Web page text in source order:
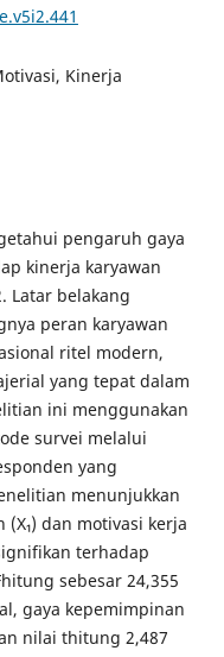
Kinerja
pengaruh gaya
kinerja karyawan
Latar belakang
peran karyawan
ritel modern,
yang tepat dalam
ini menggunakan
survei melalui
yang
menunjukkan
dan motivasi kerja
terhadap
sebesar 24,355
gaya kepemimpinan
nilai thitung 2,487